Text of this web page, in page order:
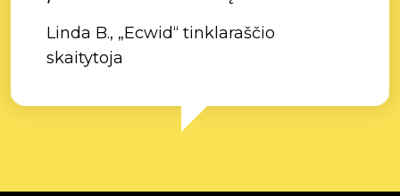
Linda B., „Ecwid“ tinklaraščio
skaitytoja